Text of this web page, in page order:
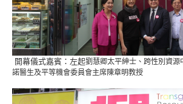
開幕儀式嘉賓：左起劉慧卿太平紳士、跨性別資源
諾醫生及平等機會委員會主席陳章明教授